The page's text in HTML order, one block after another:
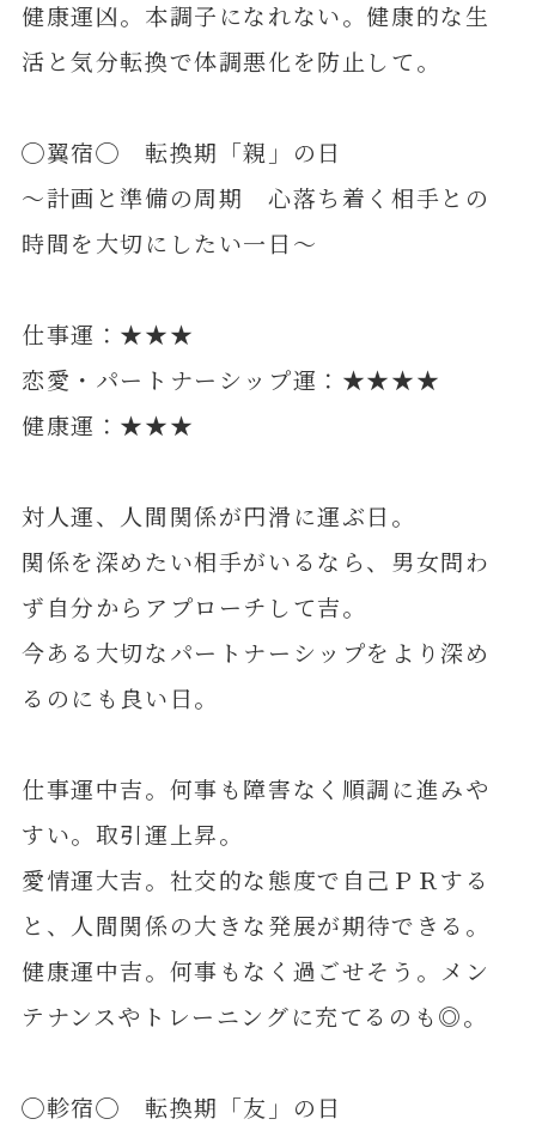
健康運凶。本調子になれない。健康的な生
活と気分転換で体調悪化を防止して。
◯翼宿◯ 転換期「親」の日
～計画と準備の周期 心落ち着く相手との
時間を大切にしたい一日～
仕事運：★★★
恋愛・パートナーシップ運：★★★★
健康運：★★★
対人運、人間関係が円滑に運ぶ日。
関係を深めたい相手がいるなら、男女問わ
ず自分からアプローチして吉。
今ある大切なパートナーシップをより深め
るのにも良い日。
仕事運中吉。何事も障害なく順調に進みや
すい。取引運上昇。
愛情運大吉。社交的な態度で自己ＰＲする
と、人間関係の大きな発展が期待できる。
健康運中吉。何事もなく過ごせそう。メン
テナンスやトレーニングに充てるのも◎。
◯軫宿◯ 転換期「友」の日